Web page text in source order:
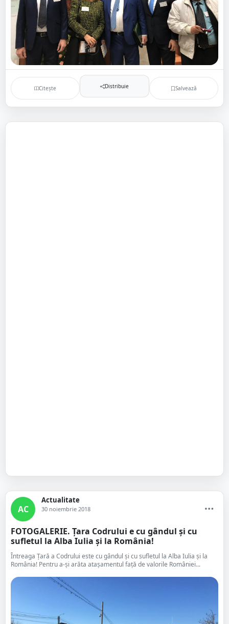
Citește Distribuie Salvează
AC
Actualitate
30 noiembrie 2018
FOTOGALERIE. Țara Codrului e cu gândul și cu
sufletul la Alba Iulia și la România! ️
Întreaga Țară a Codrului este cu gândul și cu sufletul la Alba Iulia și la
România! ️Pentru a-și arăta atașamentul față de valorile României...